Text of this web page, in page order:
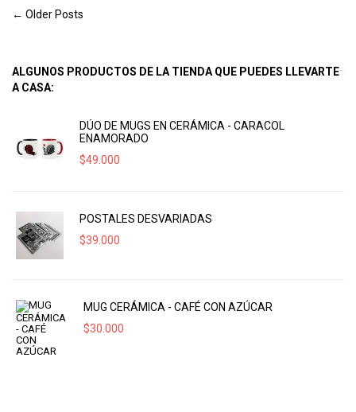
← Older Posts
ALGUNOS PRODUCTOS DE LA TIENDA QUE PUEDES LLEVARTE
A CASA:
DÚO DE MUGS EN CERÁMICA - CARACOL
ENAMORADO
$49.000
POSTALES DESVARIADAS
$39.000
MUG CERÁMICA - CAFÉ CON AZÚCAR
$30.000